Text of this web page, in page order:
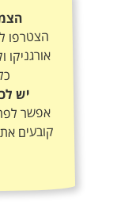
הצטרפו ל
יש
אפשר
קובעים